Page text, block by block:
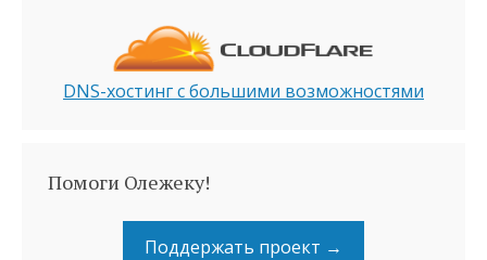
DNS-хостинг с большими возможностями
Помоги Олежеку!
Поддержать проект →